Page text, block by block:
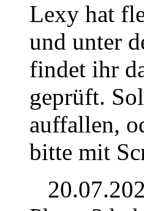
Lexy hat
und unter
findet ihr
geprüft.
auffallen,
bitte mit